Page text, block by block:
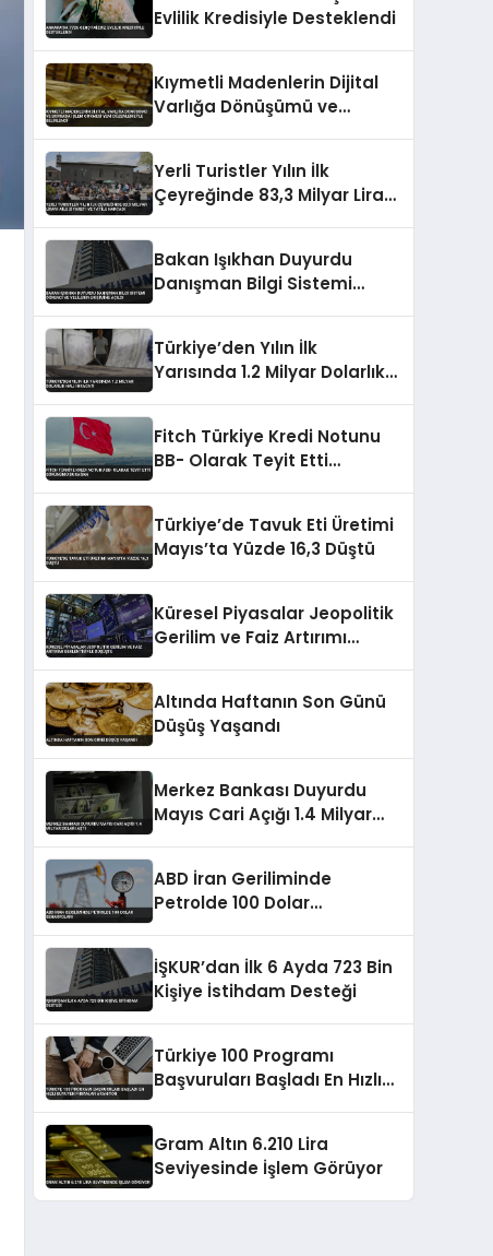
Evlilik Kredisiyle Desteklendi
Kıymetli Madenlerin Dijital
Varlığa Dönüşümü ve
Yerli Turistler Yılın İlk
Çeyreğinde 83,3 Milyar Lirayı
Bakan Işıkhan Duyurdu
Danışman Bilgi Sistemi
Türkiye’den Yılın İlk
Yarısında 1.2 Milyar Dolarlık
Fitch Türkiye Kredi Notunu
BB- Olarak Teyit Etti
Türkiye’de Tavuk Eti Üretimi
Mayıs’ta Yüzde 16,3 Düştü
Küresel Piyasalar Jeopolitik
Gerilim ve Faiz Artırımı
Altında Haftanın Son Günü
Düşüş Yaşandı
Merkez Bankası Duyurdu
Mayıs Cari Açığı 1.4 Milyar
ABD İran Geriliminde
Petrolde 100 Dolar
İŞKUR’dan İlk 6 Ayda 723 Bin
Kişiye İstihdam Desteği
Türkiye 100 Programı
Başvuruları Başladı En Hızlı
Gram Altın 6.210 Lira
Seviyesinde İşlem Görüyor